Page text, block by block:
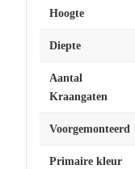
Hoogte
Diepte
Aantal
Kraangaten
Voorgemonteerd
Primaire kleur